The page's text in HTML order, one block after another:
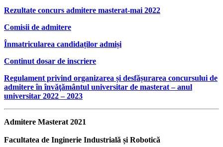
Rezultate concurs admitere masterat-mai 2022
Comisii de admitere
Înmatricularea candidaților admiși
Continut dosar de inscriere
Regulament privind organizarea și desfășurarea concursului de
admitere în învăţământul universitar de masterat – anul
universitar 2022 – 2023
Admitere Masterat 2021
Facultatea de Inginerie Industrială și Robotică